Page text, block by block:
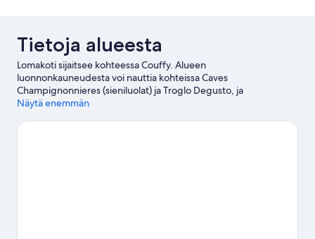
Tietoja alueesta
Lomakoti sijaitsee kohteessa Couffy. Alueen
luonnonkauneudesta voi nauttia kohteissa Caves
Champignonnieres (sieniluolat) ja Troglo Degusto, ja
Automuseo, ja Château de Montpouponin linna on
laakson puutarhat ovat myös vierailun arvoisia.
Näytä enemmän